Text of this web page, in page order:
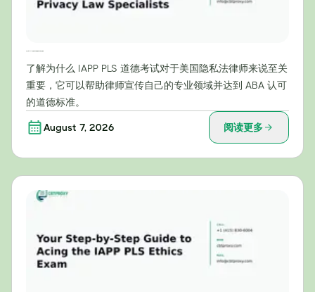
了解为什么 IAPP PLS 道德考试对于美国隐私法律师来说至关
重要，它可以帮助律师宣传自己的专业领域并达到 ABA 认可
的道德标准。
August 7, 2026 阅读更多